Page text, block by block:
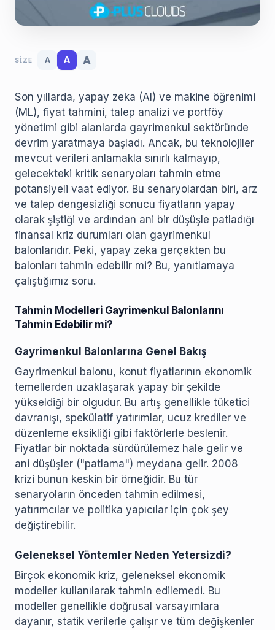
SIZE A A A
Son yıllarda, yapay zeka (AI) ve makine öğrenimi
(ML), fiyat tahmini, talep analizi ve portföy
yönetimi gibi alanlarda gayrimenkul sektöründe
devrim yaratmaya başladı. Ancak, bu teknolojiler
mevcut verileri anlamakla sınırlı kalmayıp,
gelecekteki kritik senaryoları tahmin etme
potansiyeli vaat ediyor. Bu senaryolardan biri, arz
ve talep dengesizliği sonucu fiyatların yapay
olarak şiştiği ve ardından ani bir düşüşle patladığı
finansal kriz durumları olan gayrimenkul
balonlarıdır. Peki, yapay zeka gerçekten bu
balonları tahmin edebilir mi? Bu, yanıtlamaya
çalıştığımız soru.
Tahmin Modelleri Gayrimenkul Balonlarını
Tahmin Edebilir mi?
Gayrimenkul Balonlarına Genel Bakış
Gayrimenkul balonu, konut fiyatlarının ekonomik
temellerden uzaklaşarak yapay bir şekilde
yükseldiği bir olgudur. Bu artış genellikle tüketici
davranışı, spekülatif yatırımlar, ucuz krediler ve
düzenleme eksikliği gibi faktörlerle beslenir.
Fiyatlar bir noktada sürdürülemez hale gelir ve
ani düşüşler ("patlama") meydana gelir. 2008
krizi bunun keskin bir örneğidir. Bu tür
senaryoların önceden tahmin edilmesi,
yatırımcılar ve politika yapıcılar için çok şey
değiştirebilir.
Geleneksel Yöntemler Neden Yetersizdi?
Birçok ekonomik kriz, geleneksel ekonomik
modeller kullanılarak tahmin edilemedi. Bu
modeller genellikle doğrusal varsayımlara
dayanır, statik verilerle çalışır ve tüm değişkenler